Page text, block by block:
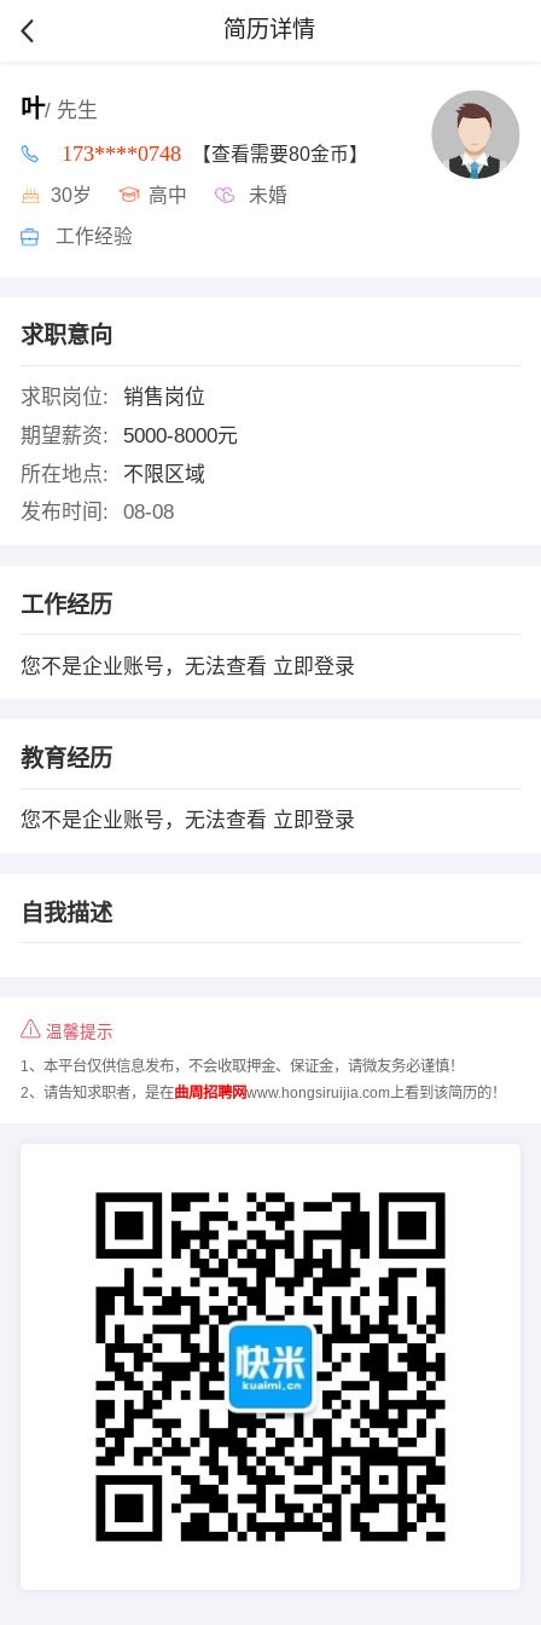
简历详情
叶/ 先生
173****0748 【查看需要80金币】
30岁 高中 未婚
工作经验
求职意向
求职岗位:
销售岗位
期望薪资:
5000-8000元
所在地点:
不限区域
发布时间:
08-08
工作经历
您不是企业账号，无法查看 立即登录
教育经历
您不是企业账号，无法查看 立即登录
自我描述
温馨提示
1、本平台仅供信息发布，不会收取押金、保证金，请微友务必谨慎！
2、请告知求职者，是在曲周招聘网www.hongsiruijia.com上看到该简历的！